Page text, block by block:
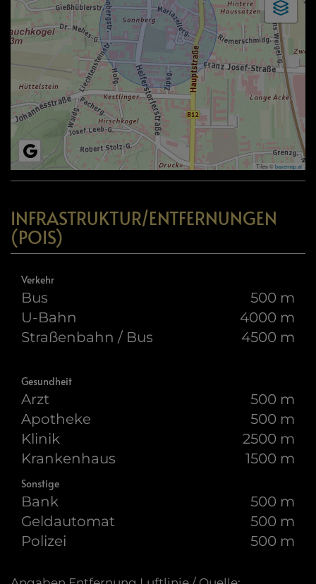
Tiles ©basemap.at
INFRASTRUKTUR/ENTFERNUNGEN
(POIS)
Verkehr
Bus
500 m
U-Bahn
4000 m
Straßenbahn / Bus
4500 m
Gesundheit
Arzt
500 m
Apotheke
500 m
Klinik
2500 m
Krankenhaus
1500 m
Sonstige
Bank
500 m
Geldautomat
500 m
Polizei
500 m